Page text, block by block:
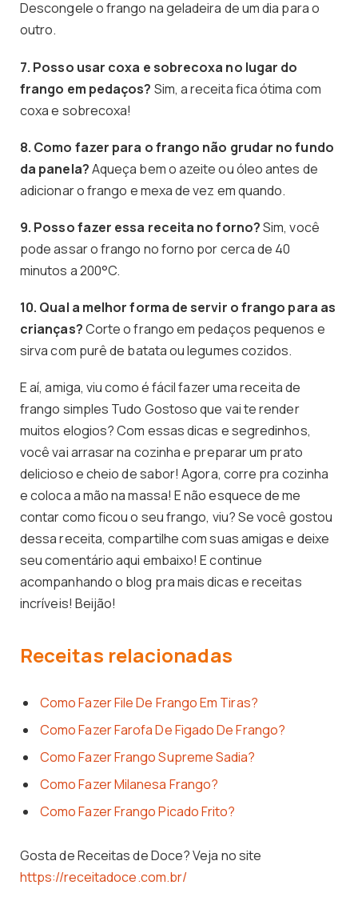
Descongele o frango na geladeira de um dia para o
outro.
7. Posso usar coxa e sobrecoxa no lugar do
frango em pedaços? Sim, a receita fica ótima com
coxa e sobrecoxa!
8. Como fazer para o frango não grudar no fundo
da panela?Aqueça bem o azeite ou óleo antes de
adicionar o frango e mexa de vez em quando.
9. Posso fazer essa receita no forno?Sim, você
pode assar o frango no forno por cerca de 40
minutos a 200°C.
10. Qual a melhor forma de servir o frango para as
crianças?Corte o frango em pedaços pequenos e
sirva com purê de batata ou legumes cozidos.
E aí, amiga, viu como é fácil fazer uma receita de
frango simples Tudo Gostoso que vai te render
muitos elogios? Com essas dicas e segredinhos,
você vai arrasar na cozinha e preparar um prato
delicioso e cheio de sabor! Agora, corre pra cozinha
e coloca a mão na massa! E não esquece de me
contar como ficou o seu frango, viu? Se você gostou
dessa receita, compartilhe com suas amigas e deixe
seu comentário aqui embaixo! E continue
acompanhando o blog pra mais dicas e receitas
incríveis! Beijão!
Receitas relacionadas
Como Fazer File De Frango Em Tiras?
Como Fazer Farofa De Figado De Frango?
Como Fazer Frango Supreme Sadia?
Como Fazer Milanesa Frango?
Como Fazer Frango Picado Frito?
Gosta de Receitas de Doce? Veja no site
https://receitadoce.com.br/